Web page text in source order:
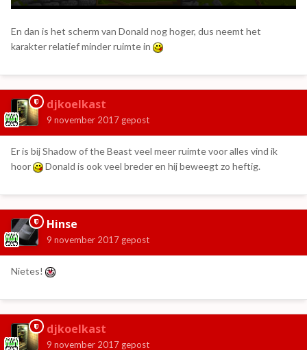
En dan is het scherm van Donald nog hoger, dus neemt het
karakter relatief minder ruimte in
djkoelkast
9 november 2017 gepost
Er is bij Shadow of the Beast veel meer ruimte voor alles vind ik
hoor
Donald is ook veel breder en hij beweegt zo heftig.
Hinse
9 november 2017 gepost
Nietes!
djkoelkast
9 november 2017 gepost